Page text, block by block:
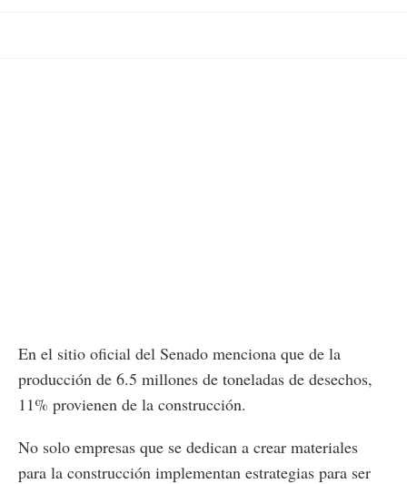
En el sitio oficial del Senado menciona que de la
producción de 6.5 millones de toneladas de desechos,
11% provienen de la construcción.
No solo empresas que se dedican a crear materiales
para la construcción implementan estrategias para ser